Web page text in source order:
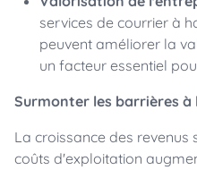
services de courrier à
peuvent améliorer la
un facteur essentiel
Surmonter les barrières à
La croissance des revenus
coûts d'exploitation